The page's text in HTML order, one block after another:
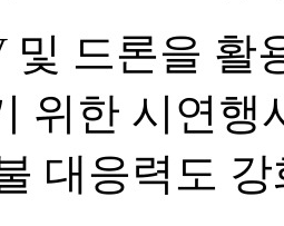
및 드론을 활
위한 시연행
대응력도